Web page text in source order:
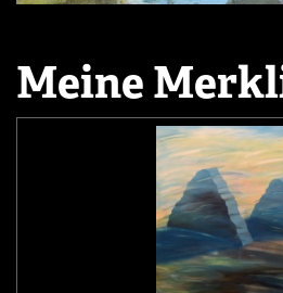
Meine